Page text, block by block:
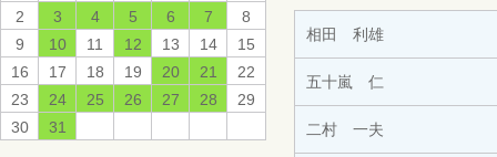
2
3 4 5 6 7
8
9
10 11 12 13 14
15
16
17 18 19 20 21
22
23
24 25 26 27 28
29
30
31
相田 利雄
五十嵐 仁
二村 一夫